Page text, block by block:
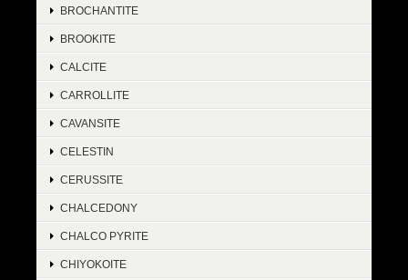
BROCHANTITE
BROOKITE
CALCITE
CARROLLITE
CAVANSITE
CELESTIN
CERUSSITE
CHALCEDONY
CHALCO PYRITE
CHIYOKOITE